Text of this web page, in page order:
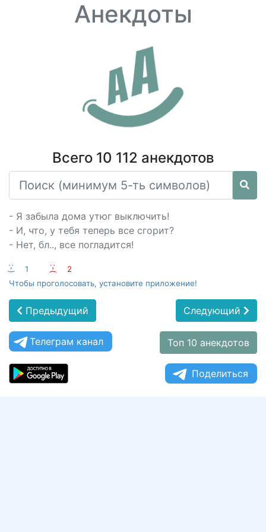
Анекдоты
Всего 10 112 анекдотов
- Я забыла дома утюг выключить!
- И, что, у тебя теперь все сгорит?
- Нет, бл.., все погладится!
:-) 1 :-(
2
Чтобы проголосовать, установите приложение!
Предыдущий Следующий
Телеграм канал Топ 10 анекдотов
Поделиться